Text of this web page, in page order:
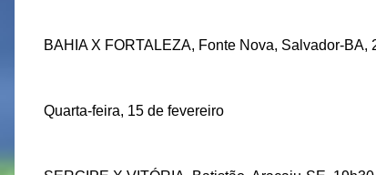
BAHIA X FORTALEZA, Fonte Nova, Salvador-BA,
Quarta-feira, 15 de fevereiro